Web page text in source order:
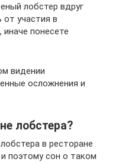
лобстер вдруг
участия в
понесете
видении
осложнения и
лобстера?
в ресторане
поэтому сон о таком